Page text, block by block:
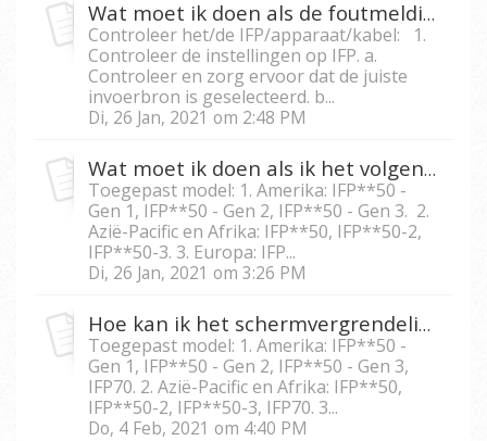
Wat moet ik doen als de foutmelding ‘’Geen Signaal’’ op mijn IFP verschijnt terwijl ik een verbinding met een extern apparaat maak?
Controleer het/de IFP/apparaat/kabel: 1.
Controleer de instellingen op IFP. a.
Controleer en zorg ervoor dat de juiste
invoerbron is geselecteerd. b...
Di, 26 Jan, 2021 om 2:48 PM
Wat moet ik doen als ik het volgende bericht op de IFP5550/IFP6550/IFP 7550/IFP8650 zie; "The device has been locked, please use the U disk to unlock", oftewel, ‘’Het apparaat is vergrendeld, gebruik de U-disk om te ontgrendelen’’?
Toegepast model: 1. Amerika: IFP**50 -
Gen 1, IFP**50 - Gen 2, IFP**50 - Gen 3. 2.
Azië-Pacific en Afrika: IFP**50, IFP**50-2,
IFP**50-3. 3. Europa: IFP...
Di, 26 Jan, 2021 om 3:26 PM
Hoe kan ik het schermvergrendeling wachtwoord voor IFP5550/IFP6550/IFP7550/IFP8650 opnieuw instellen?
Toegepast model: 1. Amerika: IFP**50 -
Gen 1, IFP**50 - Gen 2, IFP**50 - Gen 3,
IFP70. 2. Azië-Pacific en Afrika: IFP**50,
IFP**50-2, IFP**50-3, IFP70. 3...
Do, 4 Feb, 2021 om 4:40 PM